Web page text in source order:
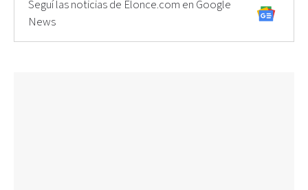
Seguí las noticias de Elonce.com en Google
News